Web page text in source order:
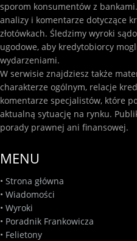
sporom konsumentów z
analizy i komentarze dotyczące
złotówkach. Śledzimy wyroki
ugodowe, aby kredytobiorcy
wydarzeniami.
W serwisie znajdziesz także
charakterze ogólnym, relacje
komentarze specjalistów, które
aktualną sytuację na rynku.
porady prawnej ani finansowej.
MENU
• Strona główna
• Wiadomości
• Wyroki
• Poradnik Frankowicza
• Felietony